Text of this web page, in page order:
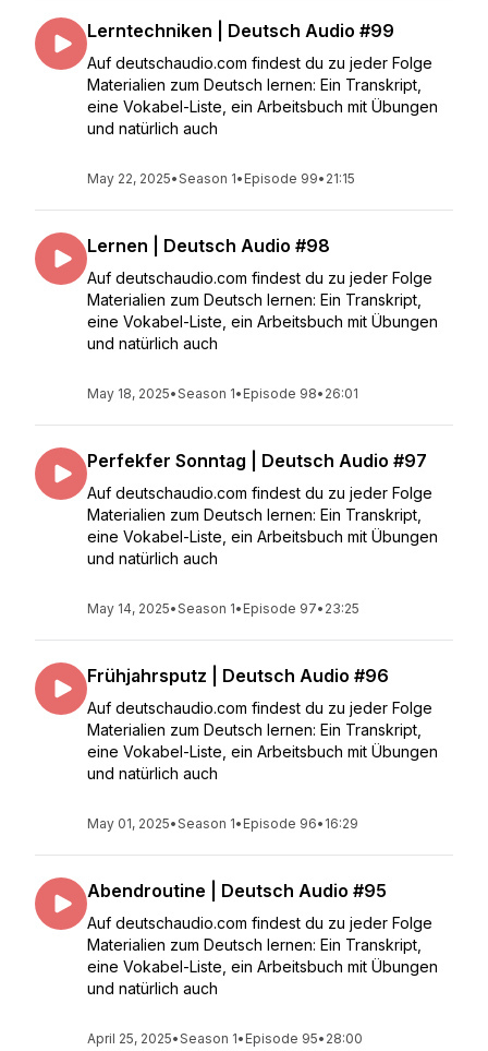
Lerntechniken | Deutsch Audio #99
Auf deutschaudio.com findest du zu jeder Folge
Materialien zum Deutsch lernen: Ein Transkript,
eine Vokabel-Liste, ein Arbeitsbuch mit Übungen
und natürlich auch
May 22, 2025•Season 1• Episode 99• 21:15
Lernen | Deutsch Audio #98
Auf deutschaudio.com findest du zu jeder Folge
Materialien zum Deutsch lernen: Ein Transkript,
eine Vokabel-Liste, ein Arbeitsbuch mit Übungen
und natürlich auch
May 18, 2025•Season 1• Episode 98• 26:01
Perfekfer Sonntag | Deutsch Audio #97
Auf deutschaudio.com findest du zu jeder Folge
Materialien zum Deutsch lernen: Ein Transkript,
eine Vokabel-Liste, ein Arbeitsbuch mit Übungen
und natürlich auch
May 14, 2025•Season 1• Episode 97• 23:25
Frühjahrsputz | Deutsch Audio #96
Auf deutschaudio.com findest du zu jeder Folge
Materialien zum Deutsch lernen: Ein Transkript,
eine Vokabel-Liste, ein Arbeitsbuch mit Übungen
und natürlich auch
May 01, 2025•Season 1• Episode 96• 16:29
Abendroutine | Deutsch Audio #95
Auf deutschaudio.com findest du zu jeder Folge
Materialien zum Deutsch lernen: Ein Transkript,
eine Vokabel-Liste, ein Arbeitsbuch mit Übungen
und natürlich auch
April 25, 2025•Season 1• Episode 95• 28:00